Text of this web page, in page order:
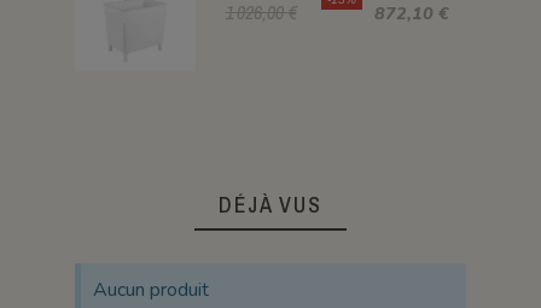
1 026,00 € 872,10 €
DÉJÀ VUS
Aucun produit